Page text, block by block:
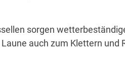
sorgen
auch zum Klettern und